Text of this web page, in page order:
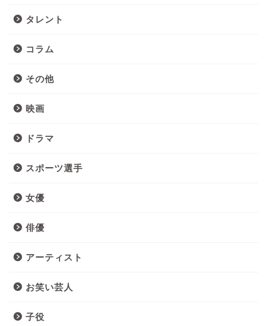
タレント
コラム
その他
映画
ドラマ
スポーツ選手
女優
俳優
アーティスト
お笑い芸人
子役